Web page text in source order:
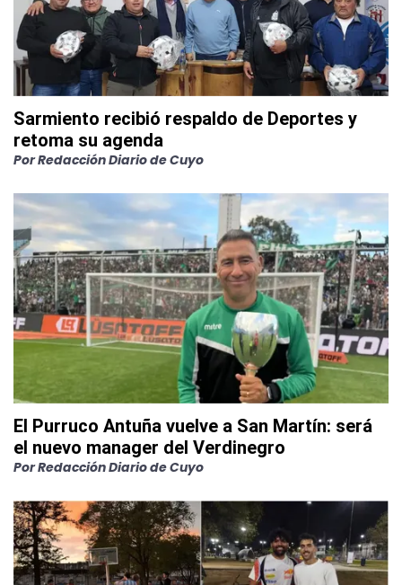
Sarmiento recibió respaldo de Deportes y
retoma su agenda
PorRedacción Diario de Cuyo
El Purruco Antuña vuelve a San Martín: será
el nuevo manager del Verdinegro
PorRedacción Diario de Cuyo